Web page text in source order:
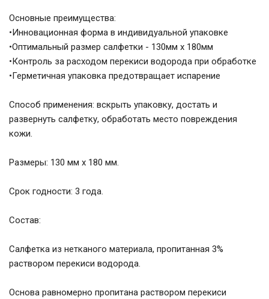
Основные преимущества:
•Инновационная форма в индивидуальной упаковке
•Оптимальный размер салфетки - 130мм х 180мм
•Контроль за расходом перекиси водорода при обработке
•Герметичная упаковка предотвращает испарение
Способ применения: вскрыть упаковку, достать и
развернуть салфетку, обработать место повреждения
кожи.
Размеры: 130 мм х 180 мм.
Срок годности: 3 года.
Состав:
Салфетка из нетканого материала, пропитанная 3%
раствором перекиси водорода.
Основа равномерно пропитана раствором перекиси